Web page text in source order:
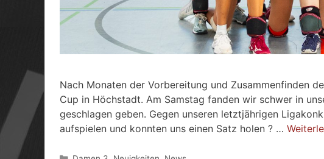
Nach Monaten der Vorbereitung und Zusammenfinden
Cup in Höchstadt. Am Samstag fanden wir schwer in
geschlagen geben. Gegen unseren letztjährigen
aufspielen und konnten uns einen Satz holen ? …